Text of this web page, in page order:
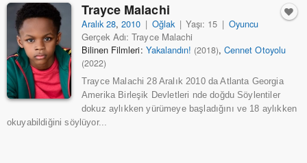
Trayce Malachi
Aralık 28,2010 | Oğlak | Yaşı: 15 | Oyuncu
Gerçek Adı: Trayce Malachi
Bilinen Filmleri: Yakalandın! (2018),Cennet Otoyolu
(2022)
Trayce Malachi 28 Aralık 2010 da Atlanta Georgia
Amerika Birleşik Devletleri nde doğdu Söylentiler
dokuz aylıkken yürümeye başladığını ve 18 aylıkken
okuyabildiğini söylüyor...